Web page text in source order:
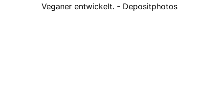
Veganer entwickelt. - Depositphotos